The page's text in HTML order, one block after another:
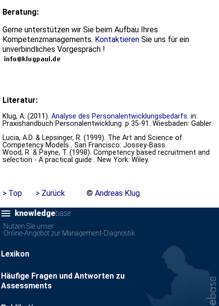
knowledgebase
Nutzen Sie unser
Online-Angebot zur Management-Diagnostik
Lexikon
Häufige Fragen und Antworten zu
Assessments
Beratung:
Gerne unterstützen wir Sie beim Aufbau Ihres
Kompetenzmanagements. Kontaktieren Sie uns für ein
unverbindliches Vorgespräch !
Literatur:
Klug, A. (2011). Analyse des Personalentwicklungsbedarfs. in:
Praxishandbuch Personalentwicklung. p 35-91. Wiesbaden: Gabler.
Lucia, A.D. & Lepsinger, R. (1999). The Art and Science of
Competency Models . San Francisco: Jossey-Bass.
Wood, R. & Payne, T. (1998). Competency based recruitment and
selection - A practical guide . New York: Wiley.
> Top > Zurück © Andreas Klug